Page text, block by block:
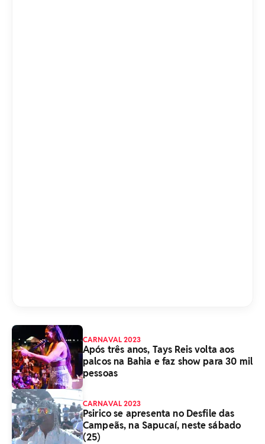
CARNAVAL 2023
Após três anos, Tays Reis volta aos
palcos na Bahia e faz show para 30 mil
pessoas
CARNAVAL 2023
Psirico se apresenta no Desfile das
Campeãs, na Sapucaí, neste sábado
(25)